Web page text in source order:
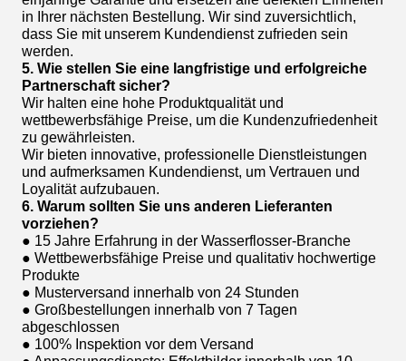
in Ihrer nächsten Bestellung. Wir sind zuversichtlich,
dass Sie mit unserem Kundendienst zufrieden sein
werden.
5. Wie stellen Sie eine langfristige und erfolgreiche
Partnerschaft sicher?
Wir halten eine hohe Produktqualität und
wettbewerbsfähige Preise, um die Kundenzufriedenheit
zu gewährleisten.
Wir bieten innovative, professionelle Dienstleistungen
und aufmerksamen Kundendienst, um Vertrauen und
Loyalität aufzubauen.
6. Warum sollten Sie uns anderen Lieferanten
vorziehen?
● 15 Jahre Erfahrung in der Wasserflosser-Branche
● Wettbewerbsfähige Preise und qualitativ hochwertige
Produkte
● Musterversand innerhalb von 24 Stunden
● Großbestellungen innerhalb von 7 Tagen
abgeschlossen
● 100% Inspektion vor dem Versand